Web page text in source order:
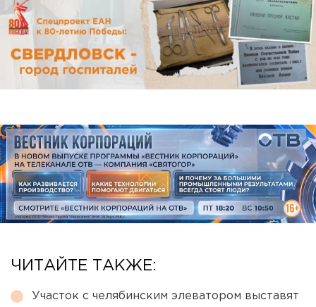
ЧИТАЙТЕ ТАКЖЕ:
Участок с челябинским элеватором выставят